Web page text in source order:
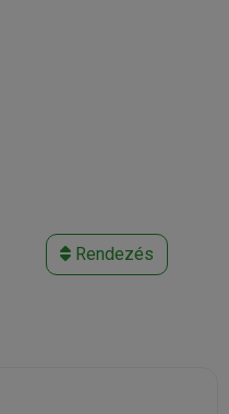
Rendezés